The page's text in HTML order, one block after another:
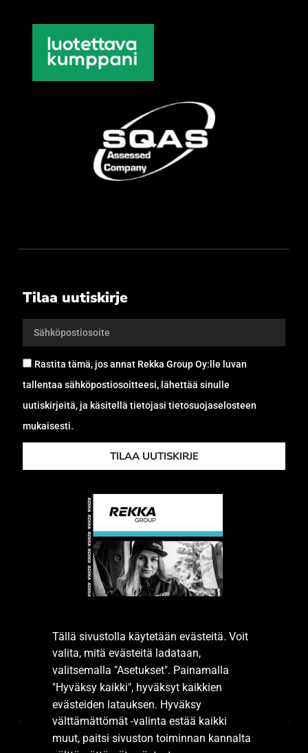
Tilaa uutiskirje
Rastita tämä, jos annat Rekka Group Oy:lle luvan
tallentaa sähköpostiosoitteesi, lähettää sinulle
uutiskirjeitä, ja käsitellä tietojasi tietosuojaselosteen
mukaisesti.
TILAA UUTISKIRJE
Tutustu esitteeseemme.
Tällä sivustolla käytetään evästeitä. Voit
valita, mitä evästeitä ladataan,
valitsemalla "Asetukset". Painamalla
"Hyväksy kaikki", hyväksyt kaikkien
evästeiden latauksen. Hyväksy
välttämättömät -valinta estää kaikki
muut, paitsi sivuston toiminnan kannalta